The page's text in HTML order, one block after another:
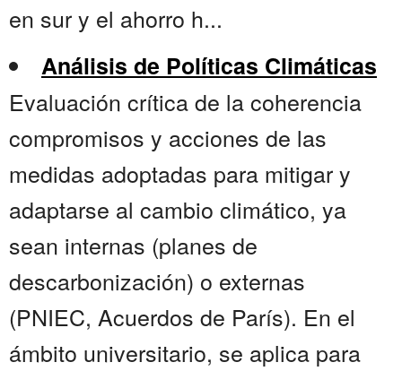
en sur y el ahorro h...
Análisis de Políticas Climáticas
Evaluación crítica de la coherencia
compromisos y acciones de las
medidas adoptadas para mitigar y
adaptarse al cambio climático, ya
sean internas (planes de
descarbonización) o externas
(PNIEC, Acuerdos de París). En el
ámbito universitario, se aplica para